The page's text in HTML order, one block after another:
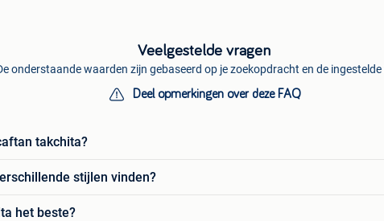
Veelgestelde vragen
onderstaande waarden zijn gebaseerd op je zoekopdracht en de
Deel opmerkingen over deze FAQ
takchita?
stijlen vinden?
het beste?